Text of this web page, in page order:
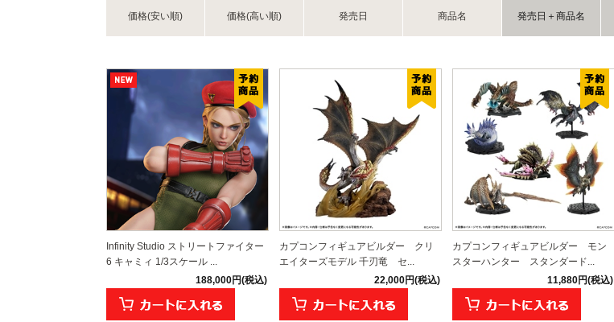
価格(安い順) 価格(高い順) 発売日 商品名 発売日＋商品名
Infinity Studio ストリートファイター
6 キャミィ 1/3スケール ...
188,000円(税込)
カプコンフィギュアビルダー クリ
エイターズモデル 千刃竜 セ...
22,000円(税込)
カプコンフィギュアビルダー モン
スターハンター スタンダード...
11,880円(税込)